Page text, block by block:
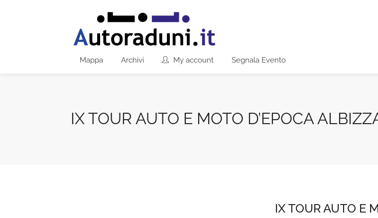
Mappa Archivi My account Segnala Evento
IX TOUR AUTO E MOTO D’EPOCA
IX TOUR AUTO E